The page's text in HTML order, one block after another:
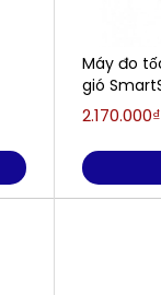
Máy đo
gió
(45m/
2.170.000₫